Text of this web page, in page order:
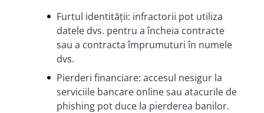
Furtul identității: infractorii pot utiliza
datele dvs. pentru a încheia contracte
sau a contracta împrumuturi în numele
dvs.
Pierderi financiare: accesul nesigur la
serviciile bancare online sau atacurile de
phishing pot duce la pierderea banilor.